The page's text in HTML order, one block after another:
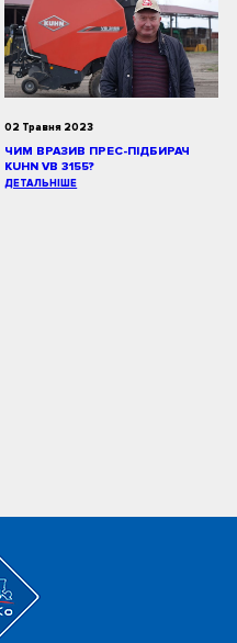
02 Травня 2023
ЧИМ ВРАЗИВ ПРЕС-ПІДБИРАЧ
KUHN VB 3155?
ДЕТАЛЬНІШЕ